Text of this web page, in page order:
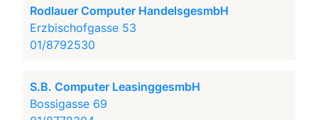
Rodlauer Computer HandelsgesmbH
Erzbischofgasse 53
01/8792530
S.B. Computer LeasinggesmbH
Bossigasse 69